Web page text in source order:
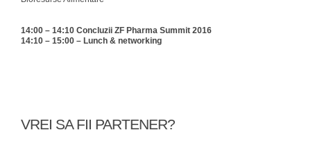
14:00 – 14:10 Concluzii ZF Pharma Summit 2016
14:10 – 15:00 – Lunch & networking
VREI SA FII PARTENER?